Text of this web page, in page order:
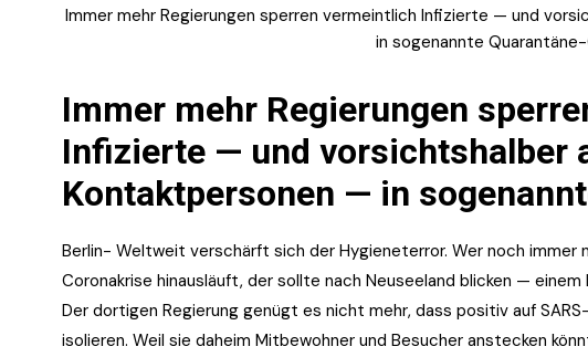
Immer mehr Regierungen sperren vermeintlich Infizierte — und
in sogenannte
Immer mehr Regierungen
Infizierte — und vorsichtshalber
Kontaktpersonen — in
Berlin- Weltweit verschärft sich der Hygieneterror. Wer noch immer
Coronakrise hinausläuft, der sollte nach Neuseeland blicken —
Der dortigen Regierung genügt es nicht mehr, dass positiv auf
isolieren. Weil sie daheim Mitbewohner und Besucher anstecken